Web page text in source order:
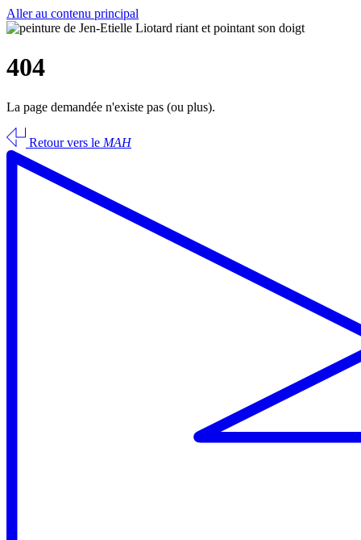
Aller au contenu principal
404
La page demandée n'existe pas (ou plus).
Retour vers le MAH